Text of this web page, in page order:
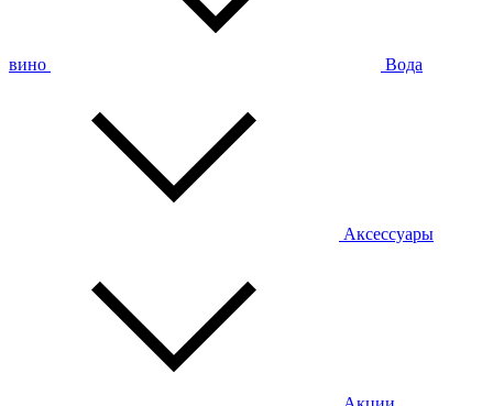
вино Вода
Аксессуары